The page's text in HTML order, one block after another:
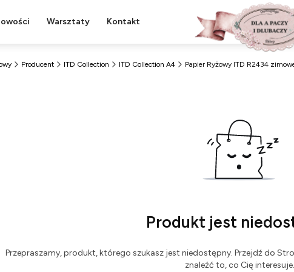
Warsztaty Kontakt
Producent ITD Collection ITD Collection A4 Papier Ryżowy ITD R2434
Produkt jest
Przepraszamy, produkt, którego szukasz jest niedostępny. Przejdź do
znaleźć to, co Cię interesuje.